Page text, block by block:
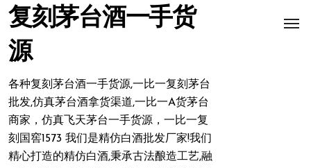
复刻茅台酒一手货
源
各种复刻茅台酒一手货源,一比一复刻茅台
批发,仿真茅台酒拿货渠道,一比一A货茅台
商家，仿真飞天茅台一手货源，一比一复
刻国窖1573 我们是精仿白酒批发厂家!我们
精心打造的精仿白酒,秉承古法酿造工艺,融